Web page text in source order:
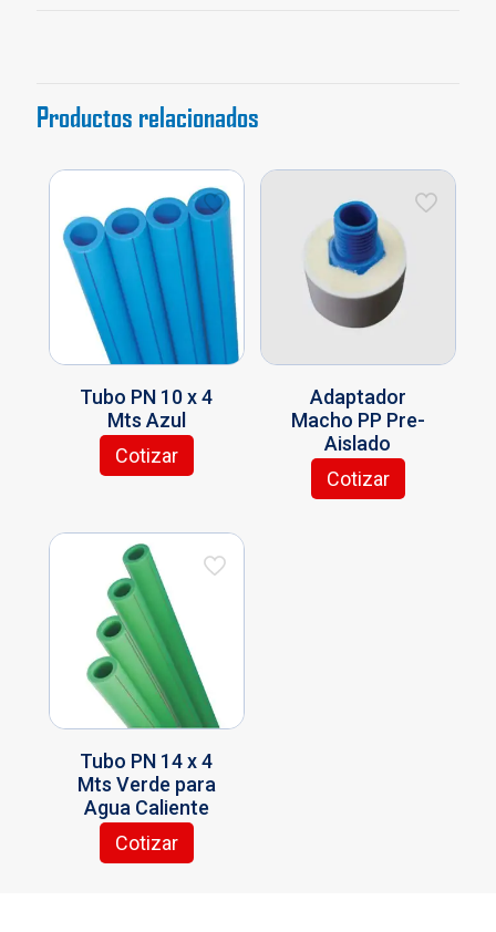
Productos relacionados
Tubo PN 10 x 4
Mts Azul
Cotizar
Adaptador
Macho PP Pre-
Aislado
Cotizar
Tubo PN 14 x 4
Mts Verde para
Agua Caliente
Cotizar